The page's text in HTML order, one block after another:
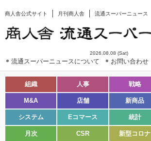
商人舎公式サイト 月刊商人舎 流通スーパーニュース
2026.08.08 (Sat)
流通スーパーニュースについて お問い合わせ
組織 人事 戦略
M&A 店舗 新商品
システム Eコマース 統計
月次 CSR 新型コロナ